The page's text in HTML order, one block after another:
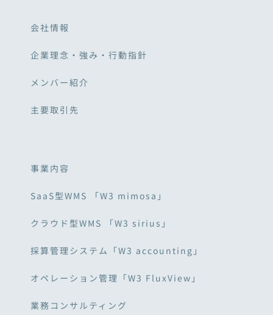
会社情報
企業理念・強み・行動指針
メンバー紹介
主要取引先
事業内容
SaaS型WMS 「W3 mimosa」
クラウド型WMS 「W3 sirius」
採算管理システム「W3 accounting」
オペレーション管理「W3 FluxView」
業務コンサルティング